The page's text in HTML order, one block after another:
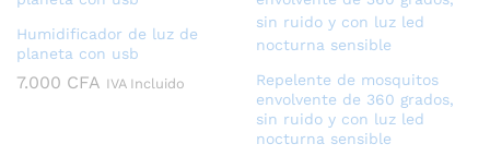
Humidificador de luz de
planeta con usb
7.000 CFA IVA Incluido
Repelente de mosquitos
envolvente de 360 grados,
sin ruido y con luz led
nocturna sensible